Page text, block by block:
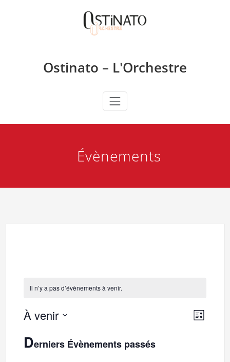
Ostinato – L'Orchestre
Évènements
Il n’y a pas d’évènements à venir.
N
N
Liste
À venir
une
date.
Derniers Évènements passés